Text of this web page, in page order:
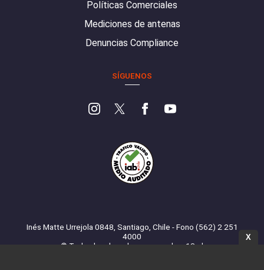
Políticas Comerciales
Mediciones de antenas
Denuncias Compliance
SÍGUENOS
Inés Matte Urrejola 0848, Santiago, Chile - Fono (562) 2 251
4000
© Todos los derechos reservados. 13.cl
X